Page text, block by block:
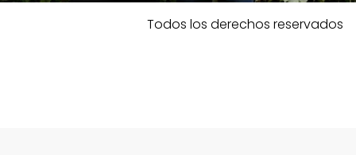
Todos los derechos reservados